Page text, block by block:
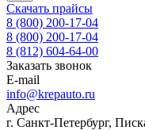
Скачать прайсы
8 (800) 200-17-04
8 (800) 200-17-04
8 (812) 604-64-00
Заказать звонок
E-mail
info@krepauto.ru
Адрес
г. Санкт-Петербург,